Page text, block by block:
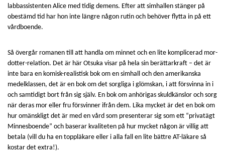
labbassistenten Alice med tidig demens. Efter att simhallen stänger på
obestämd tid har hon inte längre någon rutin och behöver flytta in på ett
vårdboende.
Så övergår romanen till att handla om minnet och en lite komplicerad mor-
dotter-relation. Det är här Otsuka visar på hela sin berättarkraft – det är
inte bara en komisk-realistisk bok om en simhall och den amerikanska
medelklassen, det är en bok om det sorgliga i glömskan, i att försvinna in i
och samtidigt bort från sig själv. En bok om anhörigas skuldkänslor och sorg
när deras mor eller fru försvinner ifrån dem. Lika mycket är det en bok om
hur omänskligt det är med en vård som presenterar sig som ett “privatägt
Minnesboende” och baserar kvaliteten på hur mycket någon är villig att
betala (vill du ha en toppläkare eller i alla fall en lite bättre AT-läkare så
kostar det extra!).